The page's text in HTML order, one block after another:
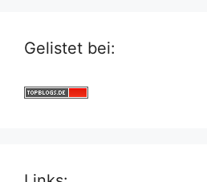
Gelistet bei: